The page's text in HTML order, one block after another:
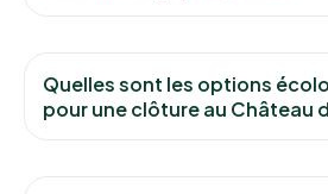
Quelles sont les options
pour une clôture au Château